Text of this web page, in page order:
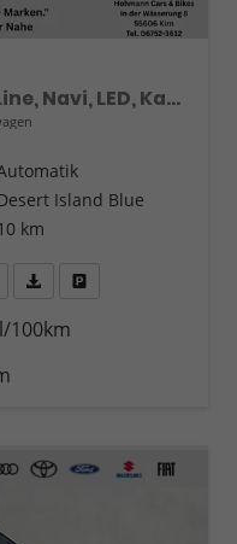
ST-Line 1.5 EcoBoost ST-Line, Navi, LED, Kamera, Winter, FS beheizbar
Island Blue
km
Wir rufen Sie anFahrzeugexposé (PDF)
100km